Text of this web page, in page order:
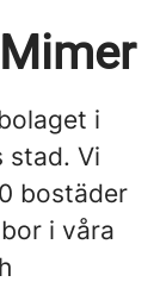
i
stad. Vi
bostäder
i våra